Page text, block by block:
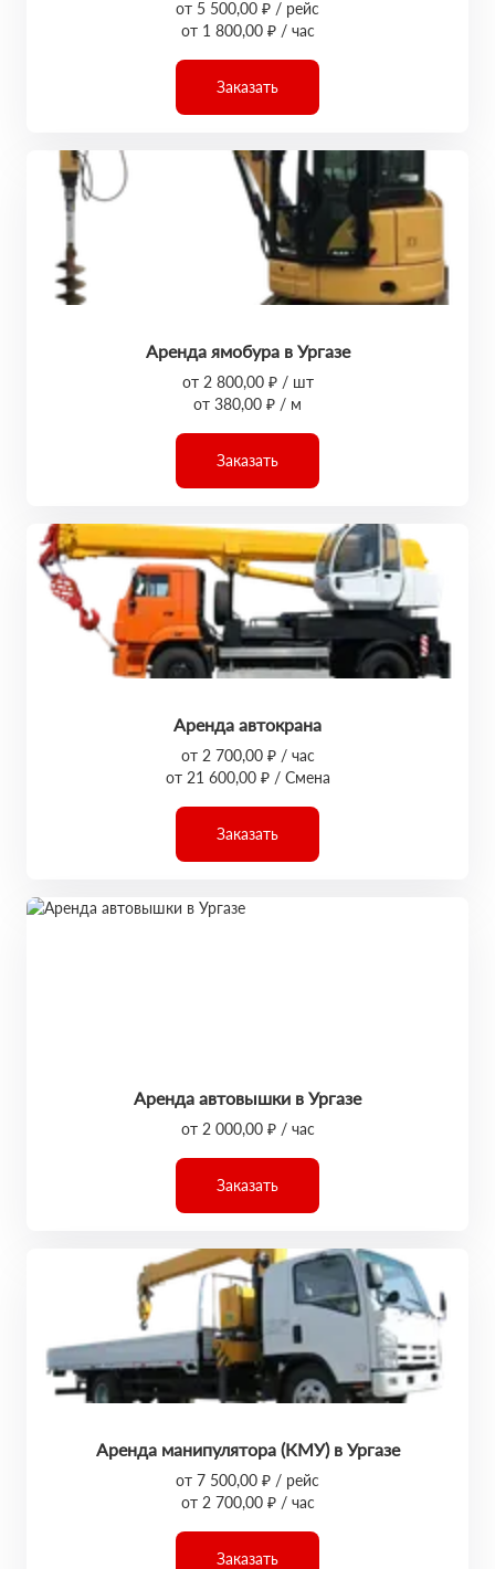
от 5 500,00 ₽ / рейс
от 1 800,00 ₽ / час
Заказать
Аренда ямобура в Ургазе
от 2 800,00 ₽ / шт
от 380,00 ₽ / м
Заказать
Аренда автокрана
от 2 700,00 ₽ / час
от 21 600,00 ₽ / Смена
Заказать
Аренда автовышки в Ургазе
от 2 000,00 ₽ / час
Заказать
Аренда манипулятора (КМУ) в Ургазе
от 7 500,00 ₽ / рейс
от 2 700,00 ₽ / час
Заказать